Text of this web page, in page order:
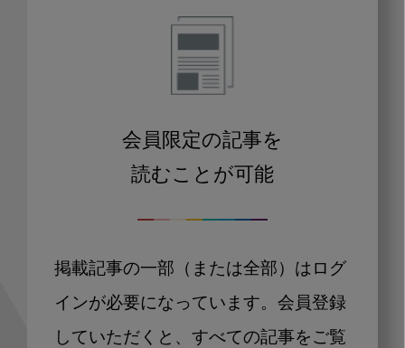
会員限定の記事を
読むことが可能
掲載記事の一部（または全部）はログ
インが必要になっています。会員登録
していただくと、すべての記事をご覧